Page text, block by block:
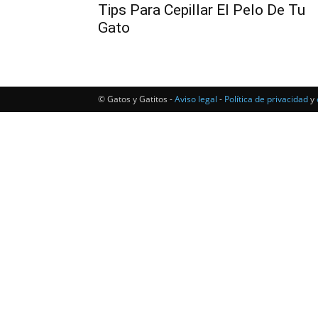
Tips Para Cepillar El Pelo De Tu
Gato
© Gatos y Gatitos -Aviso legal - Política de privacidady